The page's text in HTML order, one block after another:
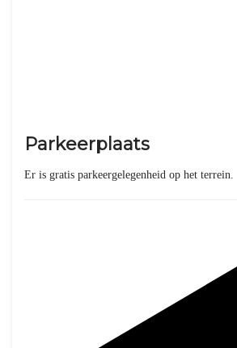
Parkeerplaats
Er is gratis parkeergelegenheid op het terrein.